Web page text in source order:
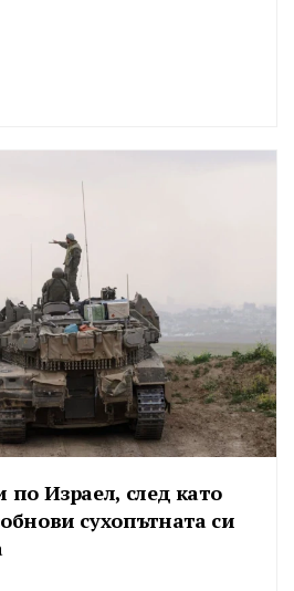
Израел, след като
сухопътната си